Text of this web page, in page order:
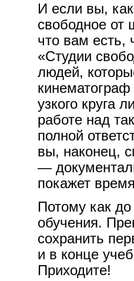
И если вы,
свободное от
что вам есть,
«Студии
людей,
узкого круга
работе над
полной
вы, наконец,
—
покажет
Потому как
обучения.
сохранить
и в конце
Приходите!